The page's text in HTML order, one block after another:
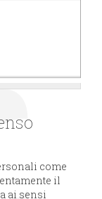
come
il
ai sensi